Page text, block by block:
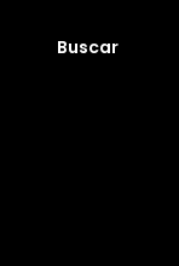
Buscar